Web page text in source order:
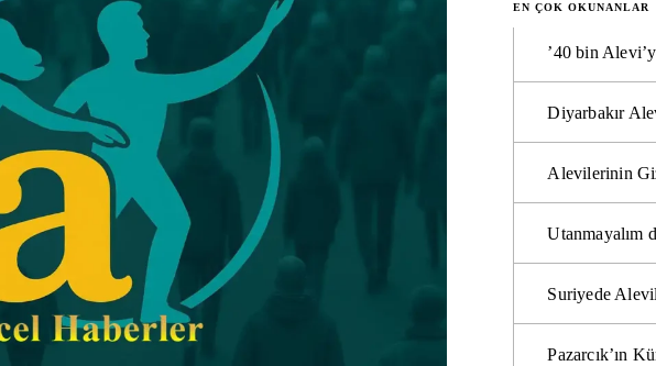
EN ÇOK OKUNANLAR
’40 bin
Diyarbakır
Alevilerinin
Utanmayalım
Suriyede
Pazarcık’ın